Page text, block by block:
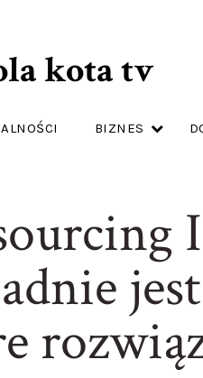
kota tv
BIZNES